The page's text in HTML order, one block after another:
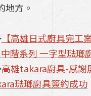
地方。
【高雄日式廚具完工
階系列 一字型琺瑯
高雄takara廚具-感謝
琺瑯廚具簽約成功